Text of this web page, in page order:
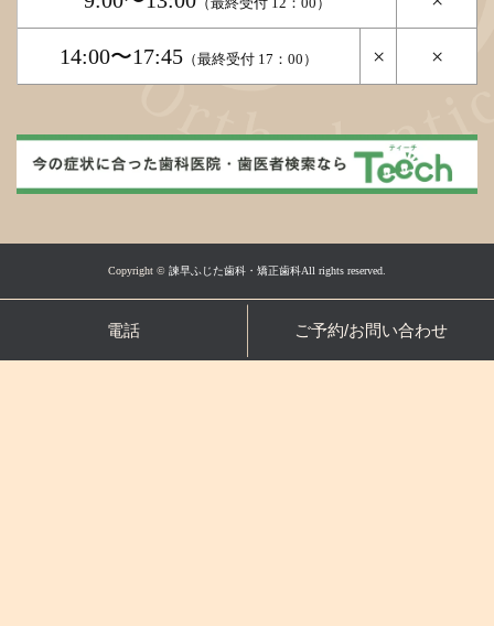
14:00〜17:45 （最終受付 17：00） × ×
Copyright © 諫早ふじた歯科・矯正歯科All rights reserved.
電話 ご予約/お問い合わせ